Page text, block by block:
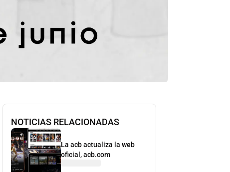
NOTICIAS RELACIONADAS
La acb actualiza la web
oficial, acb.com